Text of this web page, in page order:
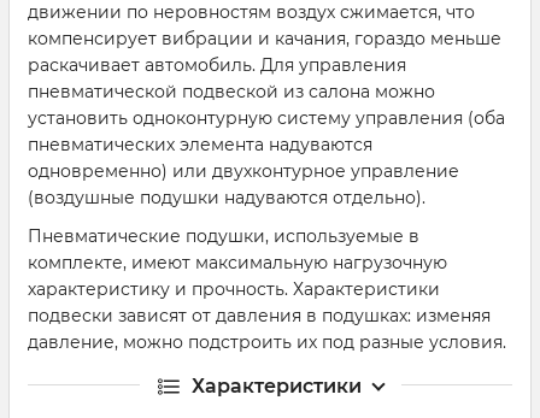
движении по неровностям воздух сжимается, что
компенсирует вибрации и качания, гораздо меньше
раскачивает автомобиль. Для управления
пневматической подвеской из салона можно
установить одноконтурную систему управления (оба
пневматических элемента надуваются
одновременно) или двухконтурное управление
(воздушные подушки надуваются отдельно).
Пневматические подушки, используемые в
комплекте, имеют максимальную нагрузочную
характеристику и прочность. Характеристики
подвески зависят от давления в подушках: изменяя
давление, можно подстроить их под разные условия.
Характеристики